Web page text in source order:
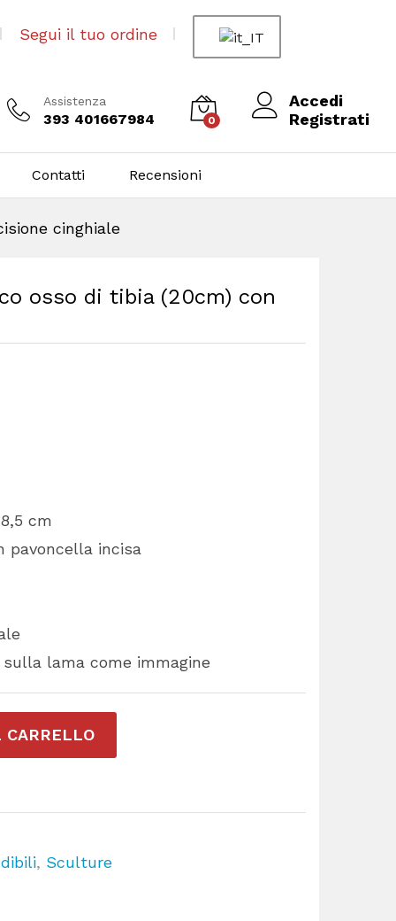
Segui il tuo ordine
Assistenza
393 401667984 0
Accedi
Registrati
Contatti Recensioni
cinghiale
osso di tibia (20cm) con
cm
pavoncella incisa
lama come immagine
CARRELLO
, Sculture